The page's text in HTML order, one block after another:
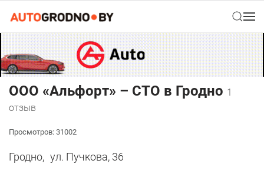
ООО «Альфорт» – СТО в Гродно 1
отзыв
Просмотров: 31002
Гродно, ул. Пучкова, 36